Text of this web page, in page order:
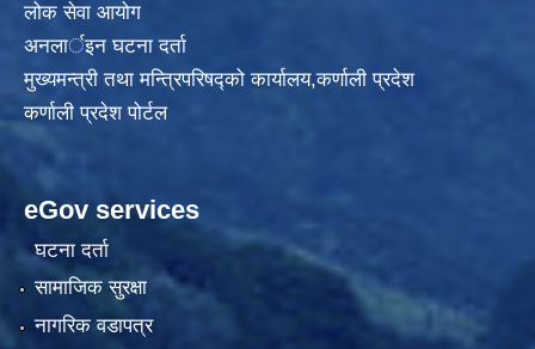
लोक सेवा आयोग
अनलार्इन घटना दर्ता
मुख्यमन्त्री तथा मन्त्रिपरिषद्को कार्यालय,कर्णाली प्रदेश
कर्णाली प्रदेश पोर्टल
eGov services
घटना दर्ता
सामाजिक सुरक्षा
नागरिक वडापत्र